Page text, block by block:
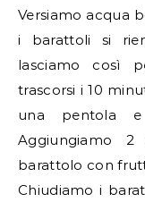
Versiamo acqua
i barattoli si
lasciamo così
trascorsi i 10
una pentola
Aggiungiamo
barattolo con
Chiudiamo i